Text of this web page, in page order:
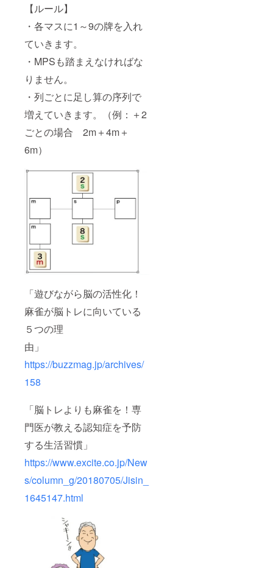
【ルール】
・各マスに1～9の牌を入れ
ていきます。
・MPSも踏まえなければな
りません。
・列ごとに足し算の序列で
増えていきます。（例：＋2
ごとの場合 2m＋4m＋
6m）
「遊びながら脳の活性化！
麻雀が脳トレに向いている
５つの理
由」
https://buzzmag.jp/archives/
158
「脳トレよりも麻雀を！専
門医が教える認知症を予防
する生活習慣」
https://www.excite.co.jp/New
s/column_g/20180705/Jisin_
1645147.html